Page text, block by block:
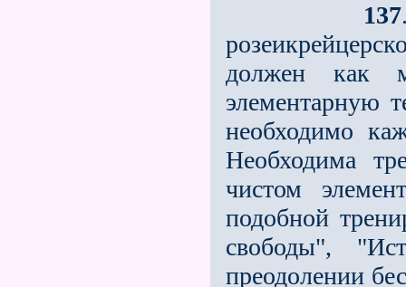
137
должен как
элементарную
необходимо
Необходима
чистом
подобной
свободы",
преодолении